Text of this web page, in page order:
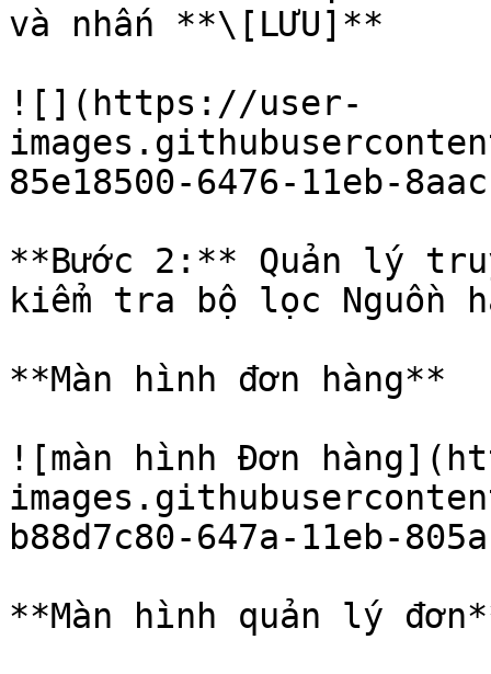
và nhấn **\[LƯU]**
![](https://user-
85e18500-6476-11eb-
**Bước 2:** Quản lý
kiểm tra bộ lọc Nguồn
**Màn hình đơn hàng**
![màn hình Đơn
b88d7c80-647a-11eb-
**Màn hình quản lý